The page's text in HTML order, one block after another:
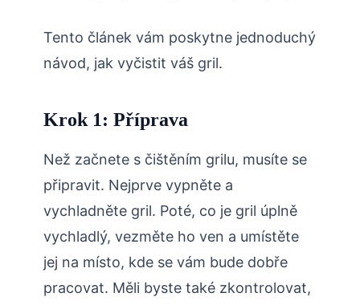
Tento článek vám poskytne jednoduchý
návod, jak vyčistit váš gril.
Krok 1: Příprava
Než začnete s čištěním grilu, musíte se
připravit. Nejprve vypněte a
vychladněte gril. Poté, co je gril úplně
vychladlý, vezměte ho ven a umístěte
jej na místo, kde se vám bude dobře
pracovat. Měli byste také zkontrolovat,